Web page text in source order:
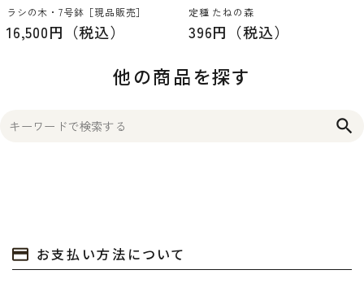
ラシの木・7号鉢［現品販売］
16,500円（税込）
定種 たねの森
396円（税込）
他の商品を探す
search
お支払い方法について